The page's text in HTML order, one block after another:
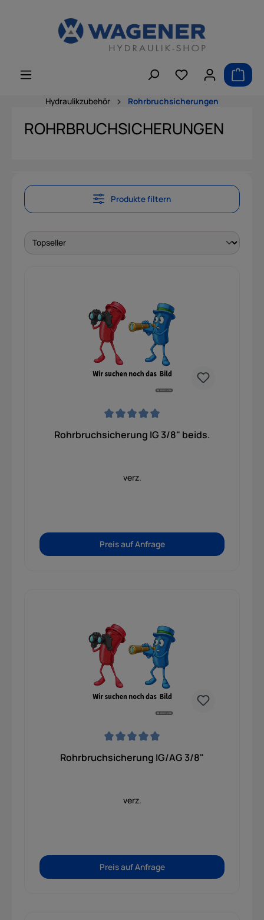
Hydraulikzubehör Rohrbruchsicherungen
ROHRBRUCHSICHERUNGEN
Produkte filtern
Rohrbruchsicherung IG 3/8" beids.
verz.
Preis auf Anfrage
Rohrbruchsicherung IG/AG 3/8"
verz.
Preis auf Anfrage